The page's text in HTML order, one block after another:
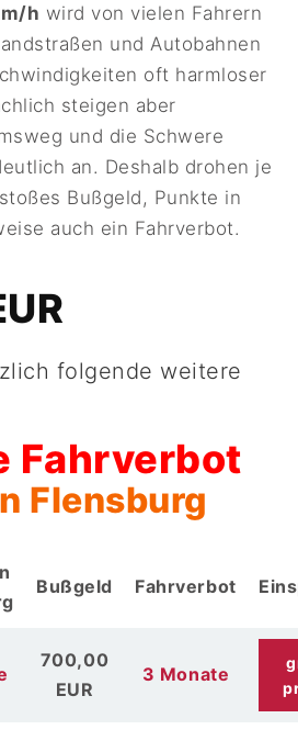
h wird von vielen Fahrern
und Autobahnen
oft harmloser
steigen aber
und die Schwere
an. Deshalb drohen je
Bußgeld, Punkte in
auch ein Fahrverbot.
folgende weitere
Fahrverbot
Flensburg
Bußgeld Fahrverbot
700,00
EUR
3 Monate